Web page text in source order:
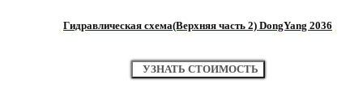
Гидравлическая схема(Верхняя часть 2) DongYang 2036
УЗНАТЬ СТОИМОСТЬ